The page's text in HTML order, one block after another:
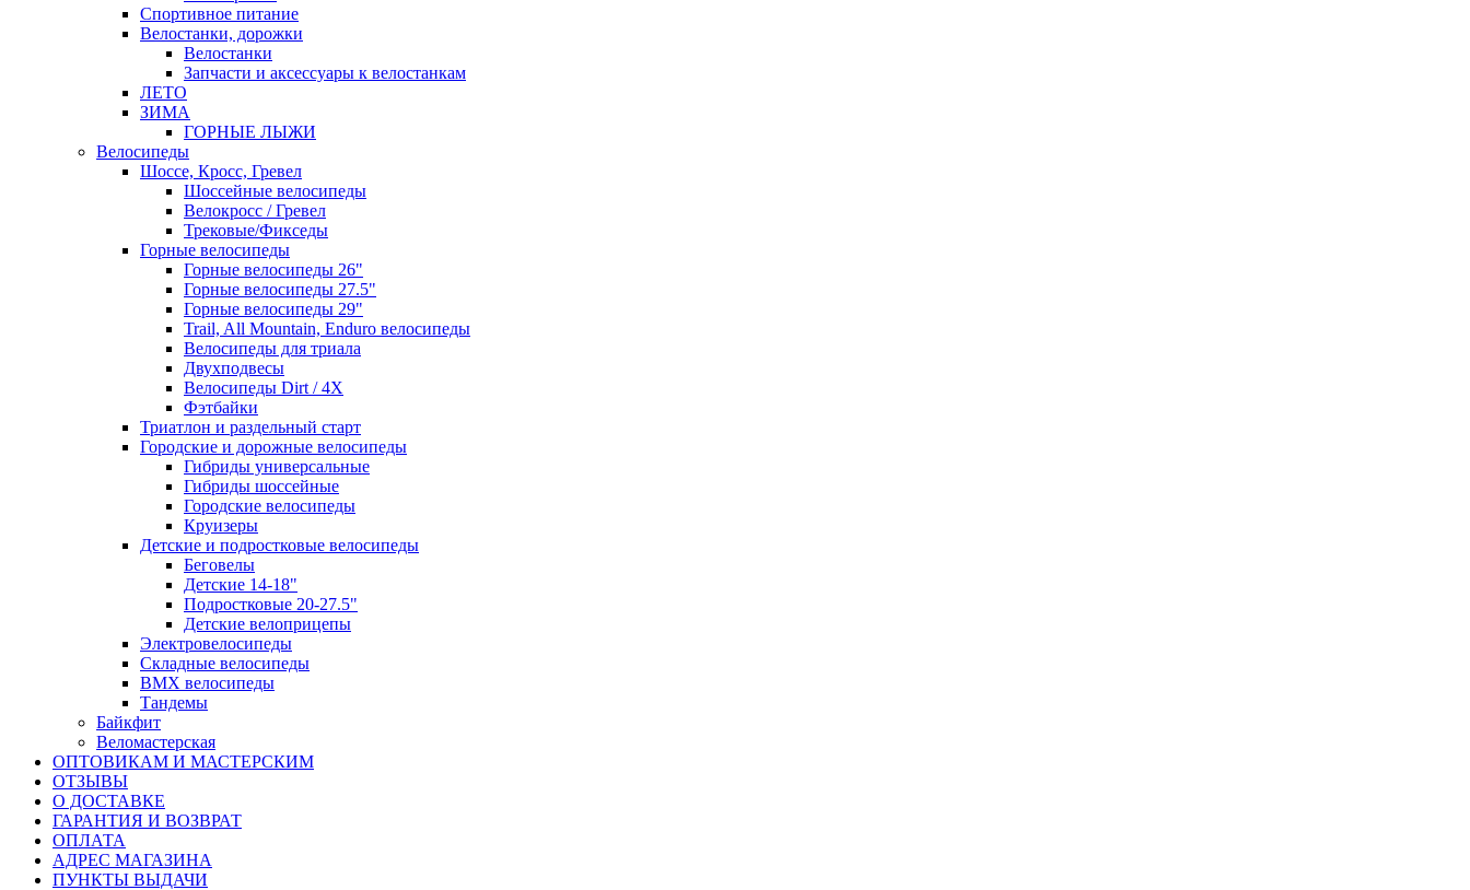
Спортивное питание
Велостанки, дорожки
Велостанки
Запчасти и аксессуары к велостанкам
ЛЕТО
ЗИМА
ГОРНЫЕ ЛЫЖИ
Велосипеды
Шоссе, Кросс, Гревел
Шоссейные велосипеды
Велокросс / Гревел
Трековые/Фикседы
Горные велосипеды
Горные велосипеды 26"
Горные велосипеды 27.5"
Горные велосипеды 29"
Trail, All Mountain, Enduro велосипеды
Велосипеды для триала
Двухподвесы
Велосипеды Dirt / 4X
Фэтбайки
Триатлон и раздельный старт
Городские и дорожные велосипеды
Гибриды универсальные
Гибриды шоссейные
Городские велосипеды
Круизеры
Детские и подростковые велосипеды
Беговелы
Детские 14-18"
Подростковые 20-27.5"
Детские велоприцепы
Электровелосипеды
Складные велосипеды
BMX велосипеды
Тандемы
Байкфит
Веломастерская
ОПТОВИКАМ И МАСТЕРСКИМ
ОТЗЫВЫ
О ДОСТАВКЕ
ГАРАНТИЯ И ВОЗВРАТ
ОПЛАТА
АДРЕС МАГАЗИНА
ПУНКТЫ ВЫДАЧИ